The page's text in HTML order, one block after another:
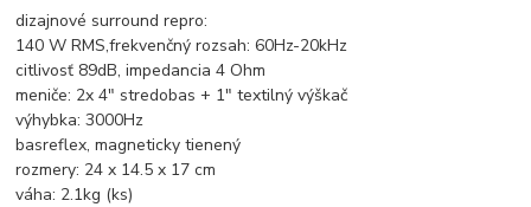
dizajnové surround repro:
140 W RMS,frekvenčný rozsah: 60Hz-20kHz
citlivosť 89dB, impedancia 4 Ohm
meniče: 2x 4" stredobas + 1" textilný výškač
výhybka: 3000Hz
basreflex, magneticky tienený
rozmery: 24 x 14.5 x 17 cm
váha: 2.1kg (ks)